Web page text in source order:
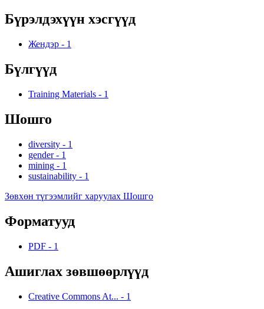
Бүрэлдэхүүн хэсгүүд
Жендэр - 1
Бүлгүүд
Training Materials - 1
Шошго
diversity - 1
gender - 1
mining - 1
sustainability - 1
Зөвхөн түгээмлийг харуулах Шошго
Форматууд
PDF - 1
Ашиглах зөвшөөрлүүд
Creative Commons At... - 1